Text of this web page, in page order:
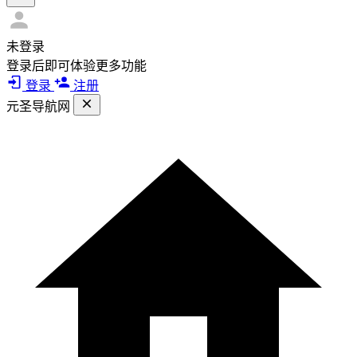
未登录
登录后即可体验更多功能
登录
注册
元圣导航网